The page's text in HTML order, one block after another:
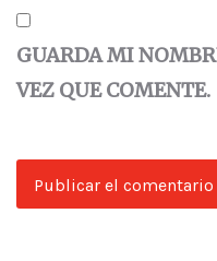
GUARDA MI
VEZ QUE COMENTE.